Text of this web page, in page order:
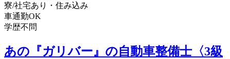
寮/社宅あり・住み込み
車通勤OK
学歴不問
あの『ガリバー』の自動車整備士〈3級